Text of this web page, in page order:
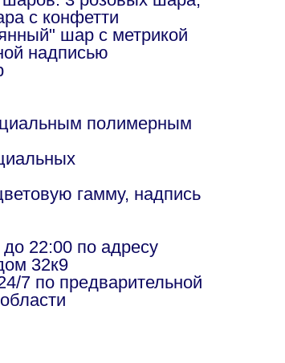
с конфетти
шар с метрикой
надписью
полимерным
гамму, надпись
22:00 по адресу
32к9
7 по предварительной